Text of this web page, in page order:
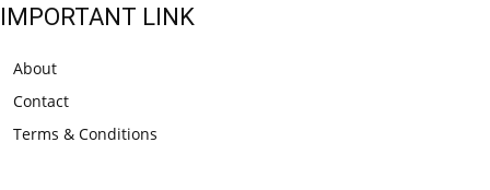
IMPORTANT LINK
About
Contact
Terms & Conditions